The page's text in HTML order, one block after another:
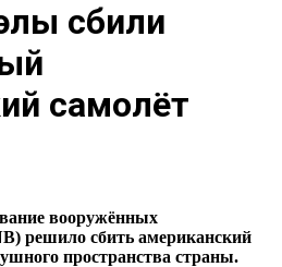
сбили
самолёт
вооружённых
решило сбить американский
пространства страны.